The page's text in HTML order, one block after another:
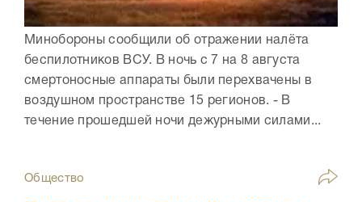
Минобороны сообщили об отражении налёта
беспилотников ВСУ. В ночь с 7 на 8 августа
смертоносные аппараты были перехвачены в
воздушном пространстве 15 регионов. - В
течение прошедшей ночи дежурными силами...
Общество